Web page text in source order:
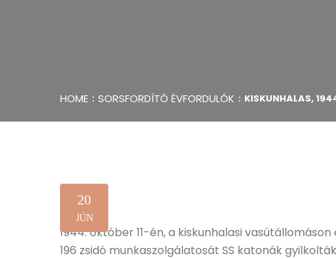
HOME SORSFORDÍTÓ ÉVFORDULÓK KISKUNHALAS,
20
JÚN
1944. október 11-én, a kiskunhalasi
196 zsidó munkaszolgálatosát SS katonák